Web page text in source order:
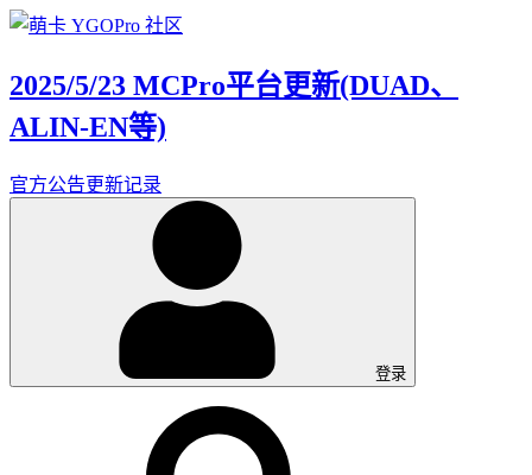
2025/5/23 MCPro平台更新(DUAD、
ALIN-EN等)
官方公告更新记录
登录